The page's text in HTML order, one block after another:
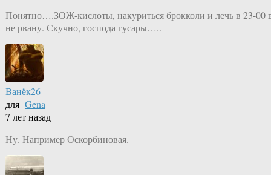
Понятно….ЗОЖ-кислоты, накуриться брокколи и лечь в 23-00
не рвану. Скучно, господа гусары…..
Ванёк26
для Gena
7 лет назад
Ну. Например Оскорбиновая.